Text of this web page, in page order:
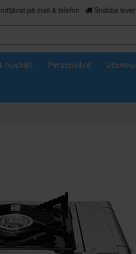
på mail & telefon Snabba
hushåll Personvård